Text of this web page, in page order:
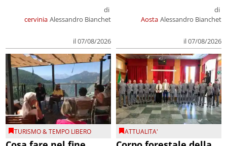
cervinia
di
Alessandro Bianchet
il 07/08/2026
Aosta
di
Alessandro Bianchet
il 07/08/2026
TURISMO & TEMPO LIBERO ATTUALITA'